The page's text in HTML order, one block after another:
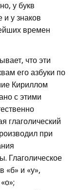
у букв
и у знаков
времен
что эти
его азбуки по
Кириллом
с этими
глаголический
при
Глаголическое
«б» и «у»,